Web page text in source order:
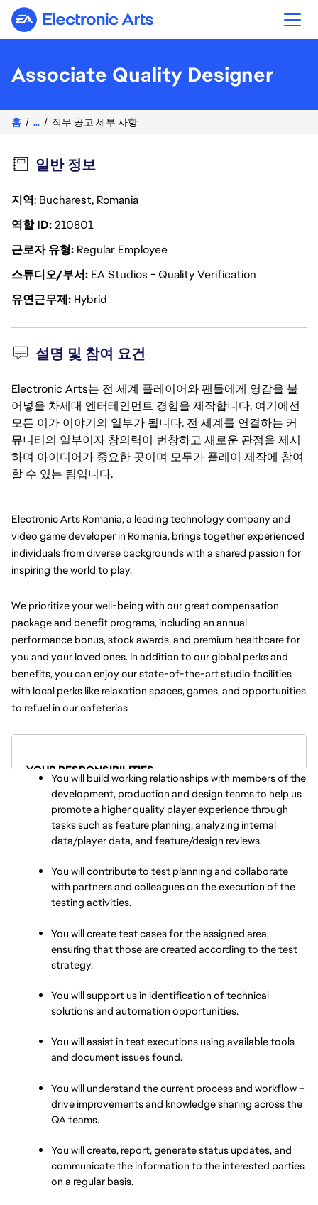
Electronic Arts
Associate Quality Designer
홈 ... 직무 공고 세부 사항
일반 정보
지역: Bucharest, Romania
역할 ID210801
근로자 유형 Regular Employee
스튜디오/부서 EA Studios - Quality Verification
유연근무제 Hybrid
설명 및 참여 요건
Electronic Arts는 전 세계 플레이어와 팬들에게 영감을 불
어넣을 차세대 엔터테인먼트 경험을 제작합니다. 여기에선
모든 이가 이야기의 일부가 됩니다. 전 세계를 연결하는 커
뮤니티의 일부이자 창의력이 번창하고 새로운 관점을 제시
하며 아이디어가 중요한 곳이며 모두가 플레이 제작에 참여
할 수 있는 팀입니다.
Electronic Arts Romania, a leading technology company and
video game developer in Romania, brings together experienced
individuals from diverse backgrounds with a shared passion for
inspiring the world to play.
We prioritize your well-being with our great compensation
package and benefit programs, including an annual
performance bonus, stock awards, and premium healthcare for
you and your loved ones. In addition to our global perks and
benefits, you can enjoy our state-of-the-art studio facilities
with local perks like relaxation spaces, games, and opportunities
to refuel in our cafeterias
YOUR RESPONSIBILITIES
You will build working relationships with members of the
development, production and design teams to help us
promote a higher quality player experience through
tasks such as feature planning, analyzing internal
data/player data, and feature/design reviews.
You will contribute to test planning and collaborate
with partners and colleagues on the execution of the
testing activities.
You will create test cases for the assigned area,
ensuring that those are created according to the test
strategy.
You will support us in identification of technical
solutions and automation opportunities.
You will assist in test executions using available tools
and document issues found.
You will understand the current process and workflow –
drive improvements and knowledge sharing across the
QA teams.
You will create, report, generate status updates, and
communicate the information to the interested parties
on a regular basis.